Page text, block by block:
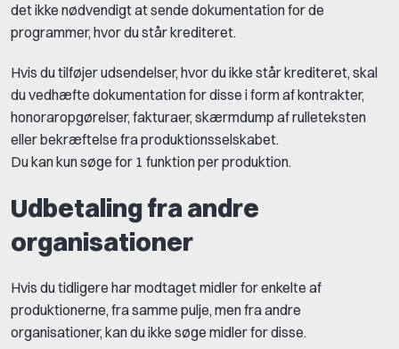
det ikke nødvendigt at sende dokumentation for de
programmer, hvor du står krediteret.
Hvis du tilføjer udsendelser, hvor du ikke står krediteret, skal
du vedhæfte dokumentation for disse i form af kontrakter,
honoraropgørelser, fakturaer, skærmdump af rulleteksten
eller bekræftelse fra produktionsselskabet.
Du kan kun søge for 1 funktion per produktion.
Udbetaling fra andre
organisationer
Hvis du tidligere har modtaget midler for enkelte af
produktionerne, fra samme pulje, men fra andre
organisationer, kan du ikke søge midler for disse.